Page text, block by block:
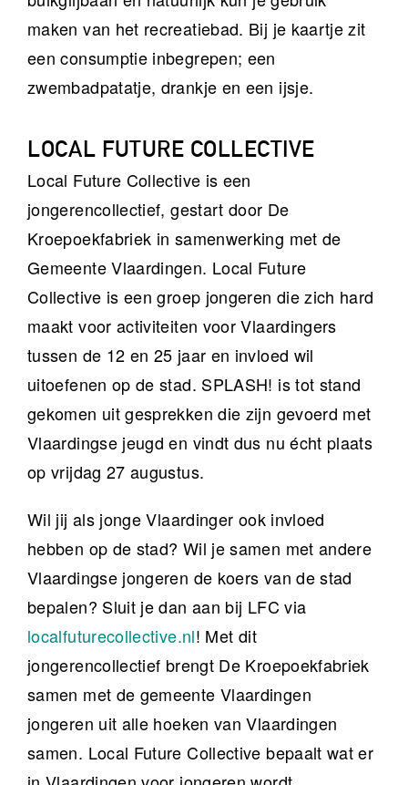
maken van het recreatiebad. Bij je kaartje zit
een consumptie inbegrepen; een
zwembadpatatje, drankje en een ijsje.
LOCAL FUTURE COLLECTIVE
Local Future Collective is een
jongerencollectief, gestart door De
Kroepoekfabriek in samenwerking met de
Gemeente Vlaardingen. Local Future
Collective is een groep jongeren die zich hard
maakt voor activiteiten voor Vlaardingers
tussen de 12 en 25 jaar en invloed wil
uitoefenen op de stad. SPLASH! is tot stand
gekomen uit gesprekken die zijn gevoerd met
Vlaardingse jeugd en vindt dus nu écht plaats
op vrijdag 27 augustus.
Wil jij als jonge Vlaardinger ook invloed
hebben op de stad? Wil je samen met andere
Vlaardingse jongeren de koers van de stad
bepalen? Sluit je dan aan bij LFC via
localfuturecollective.nl! Met dit
jongerencollectief brengt De Kroepoekfabriek
samen met de gemeente Vlaardingen
jongeren uit alle hoeken van Vlaardingen
samen. Local Future Collective bepaalt wat er